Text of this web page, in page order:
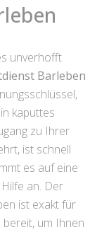
unverhofft
Barleben
kaputtes
zu Ihrer
ist schnell
es auf eine
an. Der
ist exakt für
um Ihnen